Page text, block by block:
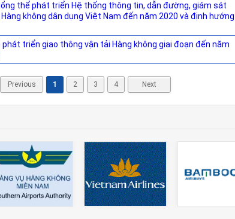
thể phát triển Hệ thống thông tin, dẫn đường, giám sát
không dân dụng Việt Nam đến năm 2020 và định hướng
triển giao thông vận tải Hàng không giai đoạn đến năm
Previous 1 2 3 4 Next